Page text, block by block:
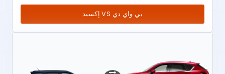
بي واي دي VS إكسيد